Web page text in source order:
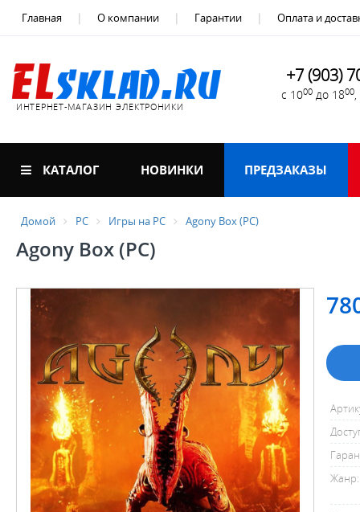
Главная О компании Гарантии Оплата и
ИНТЕРНЕТ-МАГАЗИН ЭЛЕКТРОНИКИ
+7 (903)
с 1000 до 1800
КАТАЛОГ НОВИНКИ ПРЕДЗАКАЗЫ
Домой PC Игры на PC Agony Box (PC)
Agony Box (PC)
Жанр: